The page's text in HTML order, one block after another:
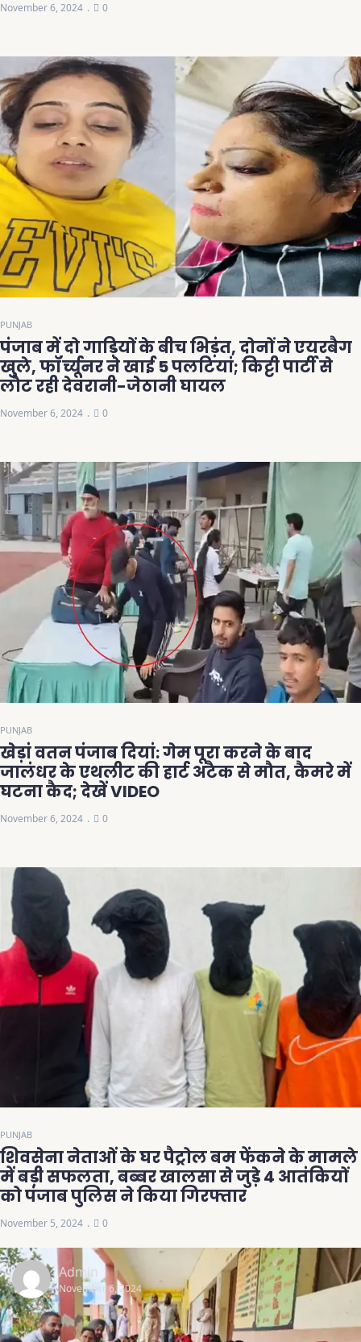
November 6, 2024 0
PUNJAB
पंजाब में दो गाड़ियों के बीच भिड़ंत, दोनों ने एयरबैग
खुले, फॉर्च्यूनर ने खाई 5 पलटियां; किट्टी पार्टी से
लौट रही देवरानी-जेठानी घायल
November 6, 2024 0
PUNJAB
खेड़ां वतन पंजाब दियां: गेम पूरा करने के बाद
जालंधर के एथलीट की हार्ट अटैक से मौत, कैमरे में
घटना कैद; देखें VIDEO
November 6, 2024 0
PUNJAB
शिवसेना नेताओं के घर पैट्रोल बम फेंकने के मामले
में बड़ी सफलता, बब्बर खालसा से जुड़े 4 आतंकियों
को पंजाब पुलिस ने किया गिरफ्तार
November 5, 2024 0
Admin
November 6, 2024